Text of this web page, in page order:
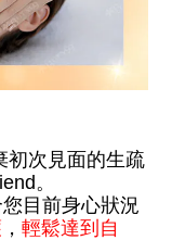
初次見面的生疏
。
目前身心狀況
， 輕鬆達到自